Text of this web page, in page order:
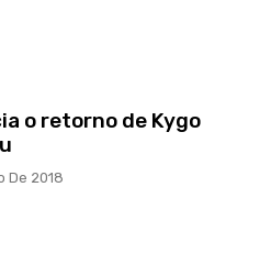
o retorno de Kygo
De 2018